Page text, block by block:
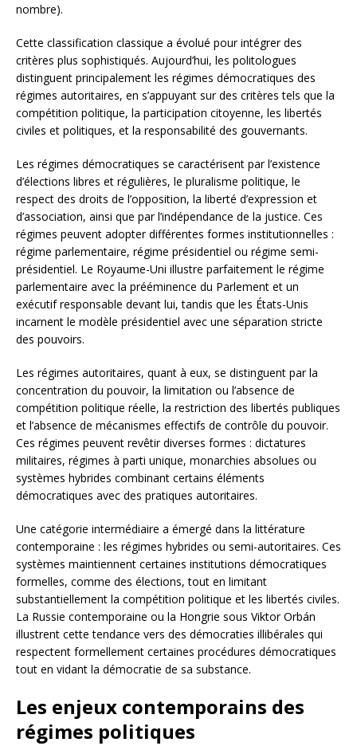
nombre).
Cette classification classique a évolué pour intégrer des
critères plus sophistiqués. Aujourd’hui, les politologues
distinguent principalement les régimes démocratiques des
régimes autoritaires, en s’appuyant sur des critères tels que la
compétition politique, la participation citoyenne, les libertés
civiles et politiques, et la responsabilité des gouvernants.
Les régimes démocratiques se caractérisent par l’existence
d’élections libres et régulières, le pluralisme politique, le
respect des droits de l’opposition, la liberté d’expression et
d’association, ainsi que par l’indépendance de la justice. Ces
régimes peuvent adopter différentes formes institutionnelles :
régime parlementaire, régime présidentiel ou régime semi-
présidentiel. Le Royaume-Uni illustre parfaitement le régime
parlementaire avec la prééminence du Parlement et un
exécutif responsable devant lui, tandis que les États-Unis
incarnent le modèle présidentiel avec une séparation stricte
des pouvoirs.
Les régimes autoritaires, quant à eux, se distinguent par la
concentration du pouvoir, la limitation ou l’absence de
compétition politique réelle, la restriction des libertés publiques
et l’absence de mécanismes effectifs de contrôle du pouvoir.
Ces régimes peuvent revêtir diverses formes : dictatures
militaires, régimes à parti unique, monarchies absolues ou
systèmes hybrides combinant certains éléments
démocratiques avec des pratiques autoritaires.
Une catégorie intermédiaire a émergé dans la littérature
contemporaine : les régimes hybrides ou semi-autoritaires. Ces
systèmes maintiennent certaines institutions démocratiques
formelles, comme des élections, tout en limitant
substantiellement la compétition politique et les libertés civiles.
La Russie contemporaine ou la Hongrie sous Viktor Orbán
illustrent cette tendance vers des démocraties illibérales qui
respectent formellement certaines procédures démocratiques
tout en vidant la démocratie de sa substance.
Les enjeux contemporains des
régimes politiques